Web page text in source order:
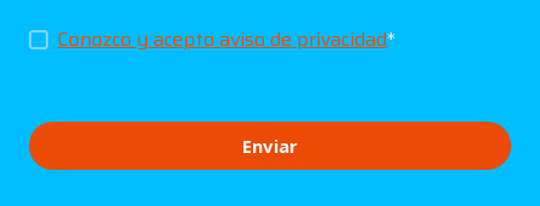
Conozco y acepto aviso de privacidad*
Enviar